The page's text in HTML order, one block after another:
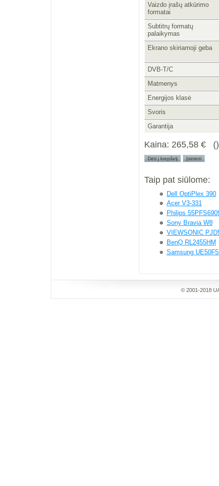
Vaizdo įrašų atkūrimo
formatai
Subtitrų formatų
palaikymas
Ekrano skiriamoji geba
DVB-T/C
Matmenys
Energijos klasė
Svoris
Garantija
Kaina: 265,58 €
Taip pat siūlome:
Dell OptiPlex 390
Acer V3-331
Philips
Sony Bravia W8
VIEWSONIC
BenQ RL2455HM
Samsung
© 2001-2018